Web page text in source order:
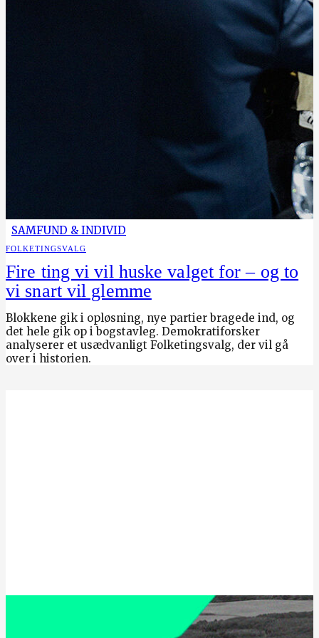
SAMFUND & INDIVID
FOLKETINGSVALG
Fire ting vi vil huske valget for – og to
vi snart vil glemme
Blokkene gik i opløsning, nye partier bragede ind, og
det hele gik op i bogstavleg. Demokratiforsker
analyserer et usædvanligt Folketingsvalg, der vil gå
over i historien.